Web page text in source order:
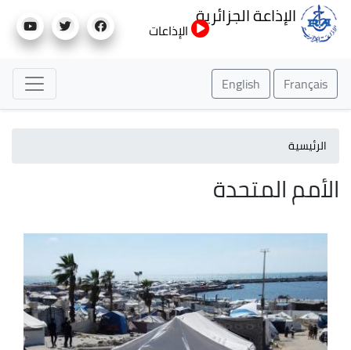
إلى
الإذاعة الجزائرية
الإذاعات
Français
English
الرئيسية
الأمم المتحدة